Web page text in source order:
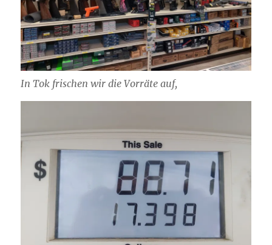
In Tok frischen wir die Vorräte auf,